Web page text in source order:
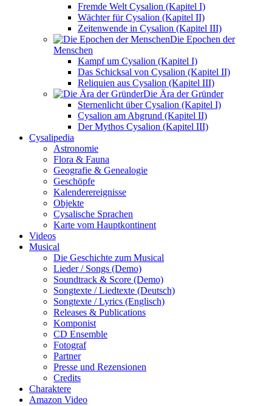
Fremde Welt Cysalion (Kapitel I)
Wächter für Cysalion (Kapitel II)
Zeitenwende in Cysalion (Kapitel III)
Die Epochen der
Menschen
Kampf um Cysalion (Kapitel I)
Das Schicksal von Cysalion (Kapitel II)
Reliquien aus Cysalion (Kapitel III)
Die Ära der Gründer
Sternenlicht über Cysalion (Kapitel I)
Cysalion am Abgrund (Kapitel II)
Der Mythos Cysalion (Kapitel III)
Cysalipedia
Astronomie
Flora & Fauna
Geografie & Genealogie
Geschöpfe
Kalenderereignisse
Objekte
Cysalische Sprachen
Karte vom Hauptkontinent
Videos
Musical
Die Geschichte zum Musical
Lieder / Songs (Demo)
Soundtrack & Score (Demo)
Songtexte / Liedtexte (Deutsch)
Songtexte / Lyrics (Englisch)
Releases & Publications
Komponist
CD Ensemble
Fotograf
Partner
Presse und Rezensionen
Credits
Charaktere
Amazon Video